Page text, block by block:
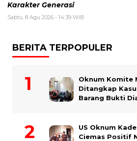
Karakter Generasi ‎
Sabtu, 8 Agu 2026 - 14:39 WIB
BERITA TERPOPULER
Oknum Komite
Ditangkap
Barang Bukti
US Oknum
Ciemas Positif